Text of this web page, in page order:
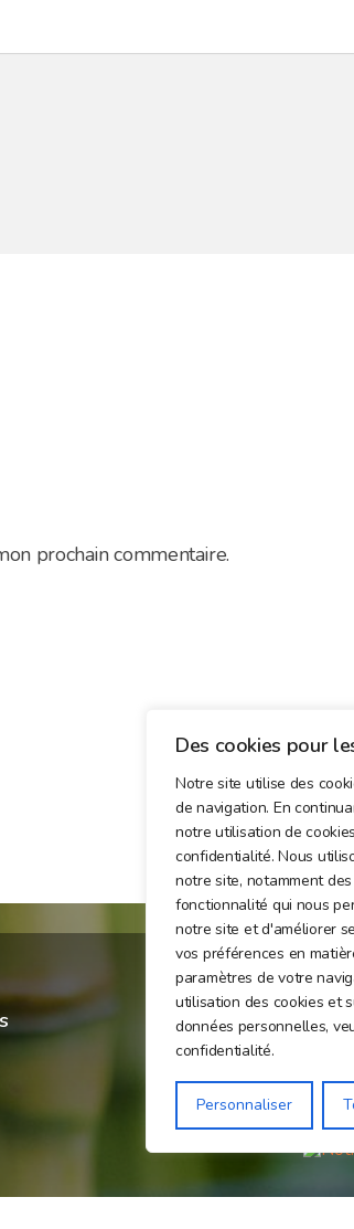
Des cookies pour
Notre site utilise des
de navigation. En
notre utilisation de
confidentialité. Nous
notre site, notamment
fonctionnalité qui nous
notre site et d'améliorer
vos préférences en
paramètres de votre
utilisation des cookies et
données personnelles,
confidentialité.
Personnaliser
prochain commentaire.
Rejoignez-